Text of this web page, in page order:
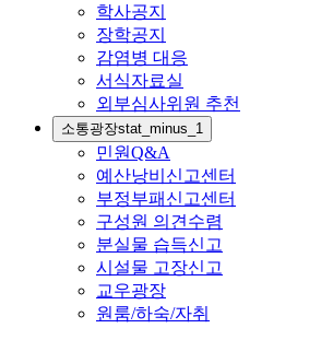
학사공지
장학공지
감염병 대응
서식자료실
외부심사위원 추천
소통광장stat_minus_1
민원Q&A
예산낭비신고센터
부정부패신고센터
구성원 의견수렴
분실물 습득신고
시설물 고장신고
교우광장
원룸/하숙/자취